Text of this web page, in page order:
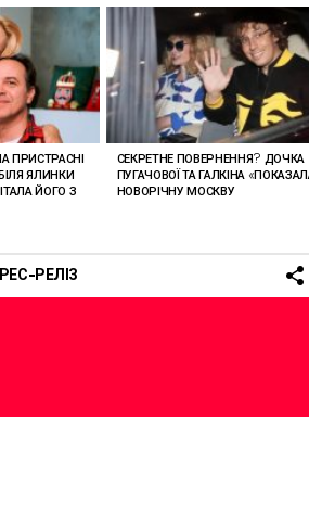
РЕЛІЗ
ПРИСТРАСНІ
ЯЛИНКИ
ЙОГО З
СЕКРЕТНЕ ПОВЕРНЕННЯ? ДОЧКА
ПУГАЧОВОЇ ТА ГАЛКІНА
НОВОРІЧНУ МОСКВУ